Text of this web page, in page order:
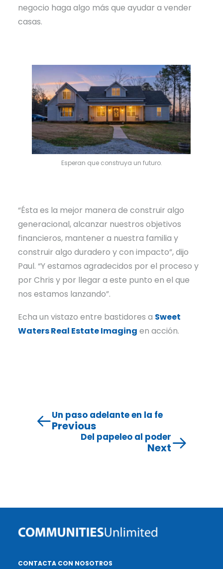
negocio haga algo más que ayudar a vender
casas.
Esperan que construya un futuro.
“Ésta es la mejor manera de construir algo
generacional, alcanzar nuestros objetivos
financieros, mantener a nuestra familia y
construir algo duradero y con impacto”, dijo
Paul. “Y estamos agradecidos por el proceso y
por Chris y por llegar a este punto en el que
nos estamos lanzando”.
Echa un vistazo entre bastidores a Sweet
Waters Real Estate Imaging en acción.
Un paso adelante en la fe
Previous
Del papeleo al poder
Next
CONTACTA CON NOSOTROS